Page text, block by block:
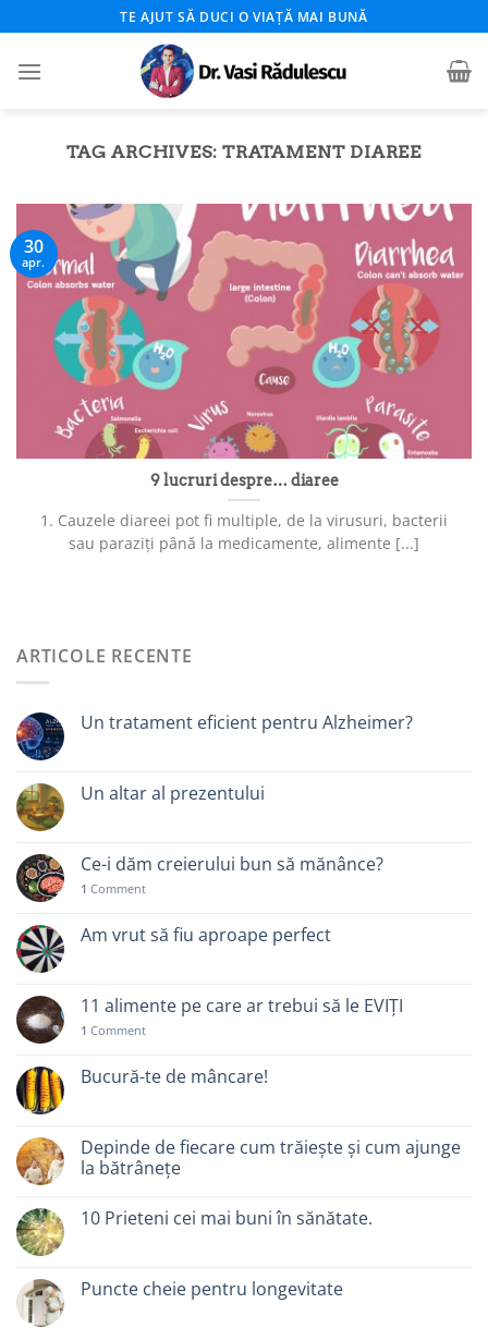
to
content
TE AJUT SĂ DUCI O VIAȚĂ MAI BUNĂ
TAG ARCHIVES:TRATAMENT DIAREE
9 lucruri despre… diaree
1. Cauzele diareei pot fi multiple, de la virusuri, bacterii
sau paraziți până la medicamente, alimente [...]
30
apr.
ARTICOLE RECENTE
Un tratament eficient pentru Alzheimer?
Un altar al prezentului
Ce-i dăm creierului bun să mănânce?
1 Comment
Am vrut să fiu aproape perfect
11 alimente pe care ar trebui să le EVIȚI
1 Comment
Bucură-te de mâncare!
Depinde de fiecare cum trăiește și cum ajunge
la bătrânețe
10 Prieteni cei mai buni în sănătate.
Puncte cheie pentru longevitate